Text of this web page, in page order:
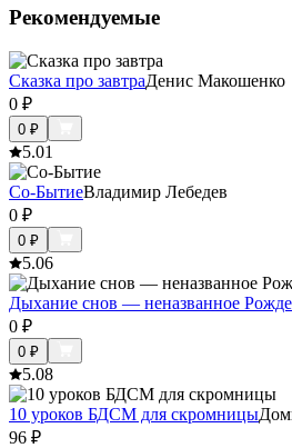
Рекомендуемые
Сказка про завтраДенис Макошенко
0 ₽
0 ₽
5.01
Со-БытиеВладимир Лебедев
0 ₽
0 ₽
5.06
Дыхание снов — неназванное
0 ₽
0 ₽
5.08
10 уроков БДСМ для скромницы
96 ₽